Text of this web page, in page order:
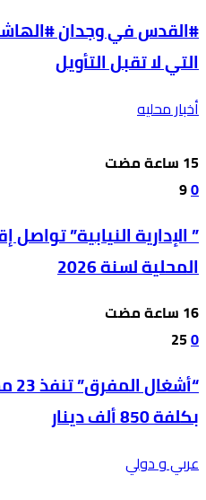
#القدس في وجدان
التي لا تقبل التأويل
أخبار محليه
0
9
” الإدارية النيابية” تواصل
المحلية لسنة 2026
0
25
بكلفة 850 ألف دينار
عربي و دولي